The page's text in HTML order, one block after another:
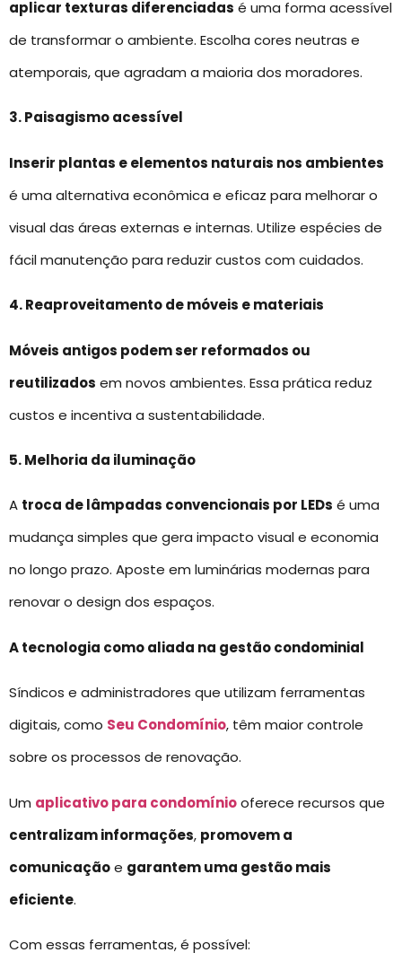
aplicar texturas diferenciadas é uma forma acessível
de transformar o ambiente. Escolha cores neutras e
atemporais, que agradam a maioria dos moradores.
3. Paisagismo acessível
Inserir plantas e elementos naturais nos ambientes
é uma alternativa econômica e eficaz para melhorar o
visual das áreas externas e internas. Utilize espécies de
fácil manutenção para reduzir custos com cuidados.
4. Reaproveitamento de móveis e materiais
Móveis antigos podem ser reformados ou
reutilizados em novos ambientes. Essa prática reduz
custos e incentiva a sustentabilidade.
5. Melhoria da iluminação
A troca de lâmpadas convencionais por LEDs é uma
mudança simples que gera impacto visual e economia
no longo prazo. Aposte em luminárias modernas para
renovar o design dos espaços.
A tecnologia como aliada na gestão condominial
Síndicos e administradores que utilizam ferramentas
digitais, como Seu Condomínio, têm maior controle
sobre os processos de renovação.
Um aplicativo para condomíniooferece recursos que
centralizam informações, promovem a
comunicaçãoe garantem uma gestão mais
eficiente.
Com essas ferramentas, é possível: